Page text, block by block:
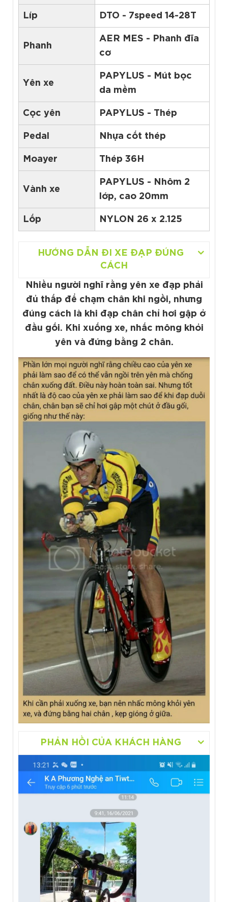
Líp DTO - 7speed 14-28T
Phanh
AER MES - Phanh đĩa
cơ
Yên xe
PAPYLUS - Mút bọc
da mềm
Cọc yên PAPYLUS - Thép
Pedal Nhựa cốt thép
Moayer Thép 36H
Vành xe
PAPYLUS - Nhôm 2
lớp, cao 20mm
Lốp NYLON 26 x 2.125
HƯỚNG DẪN ĐI XE ĐẠP ĐÚNG
CÁCH
Nhiều người nghĩ rằng yên xe đạp phải
đủ thấp để chạm chân khi ngồi, nhưng
đúng cách là khi đạp chân chỉ hơi gập ở
đầu gối. Khi xuống xe, nhấc mông khỏi
yên và đứng bằng 2 chân.
PHẢN HỒI CỦA KHÁCH HÀNG